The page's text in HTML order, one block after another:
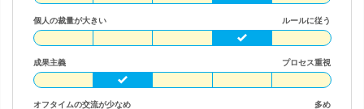
個人の裁量が大きい ルールに従う
成果主義 プロセス重視
オフタイムの交流が少なめ 多め